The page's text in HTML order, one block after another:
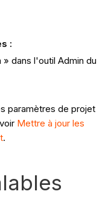
:
dans l'outil Admin du
paramètres de projet
Mettre à jour les
.